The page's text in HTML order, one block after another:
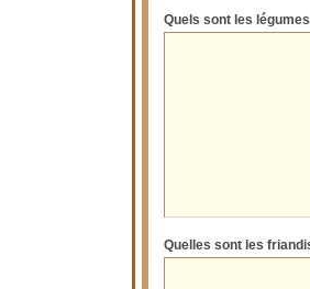
Quels sont les
Quelles sont les